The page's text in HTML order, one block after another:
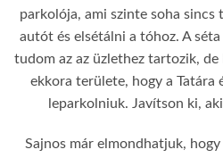
parkolója, ami szinte soha sincs
autót és elsétálni a tóhoz. A séta
tudom az az üzlethez tartozik,
ekkora területe, hogy a Tatára
leparkolniuk. Javítson ki,
Sajnos már elmondhatjuk,